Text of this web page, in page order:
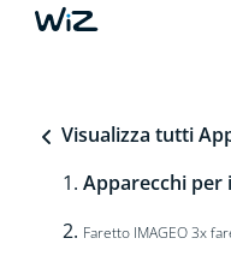
Visualizza tutti
Apparecchi per
Faretto IMAGEO 3x